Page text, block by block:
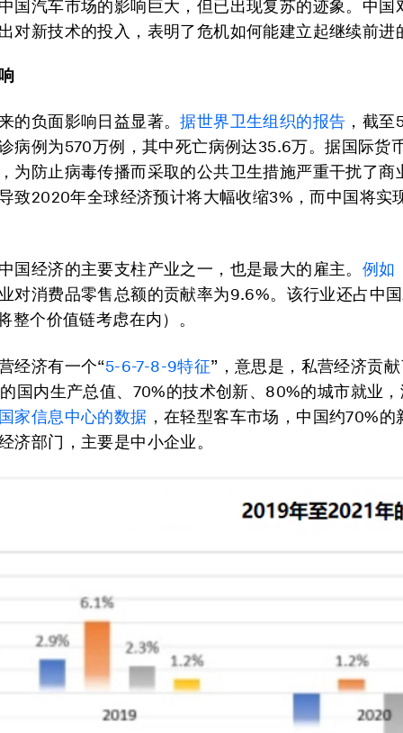
国汽车市场的影响巨大，但已出现复苏的迹象。中国
对新技术的投入，表明了危机如何能建立起继续前进
的负面影响日益显著。据世界卫生组织的报告 ，截
病例为570万例，其中死亡病例达35.6万。据国际货
为防止病毒传播而采取的公共卫生措施严重干扰了商
致2020年全球经济预计将大幅收缩3%，而中国将实
国经济的主要支柱产业之一，也是最大的雇主。 例如
对消费品零售总额的贡献率为9.6%。该行业还占中
整个价值链考虑在内）。
经济有一个“5-6-7-8-9特征”，意思是，私营经济贡
国内生产总值、70%的技术创新、80%的城市就业
家信息中心的数据 ，在轻型客车市场，中国约70%的
济部门，主要是中小企业。